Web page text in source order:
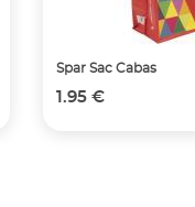
Spar Sac Cabas
1.95 €